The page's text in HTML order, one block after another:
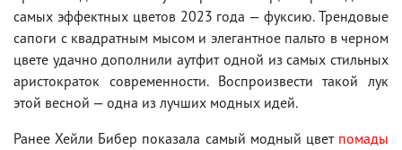
самых эффектных цветов 2023 года — фуксию. Трендовые
сапоги с квадратным мысом и элегантное пальто в черном
цвете удачно дополнили аутфит одной из самых стильных
аристократок современности. Воспроизвести такой лук
этой весной — одна из лучших модных идей.
Ранее Хейли Бибер показала самый модный цвет помады